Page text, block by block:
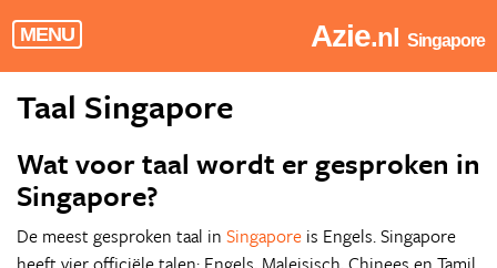
MENU Azie.nl Singapore
Taal Singapore
Wat voor taal wordt er gesproken in
Singapore?
De meest gesproken taal in Singapore is Engels. Singapore